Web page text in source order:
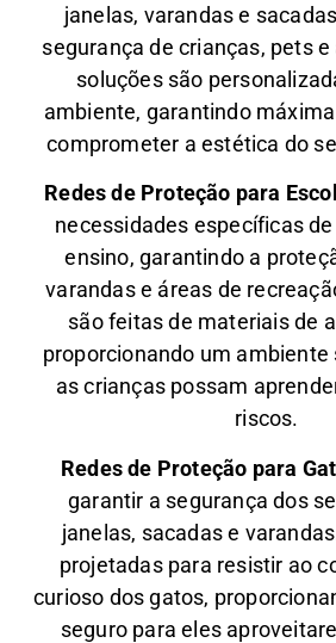
janelas, varandas e
segurança de crianças, pets
soluções são
ambiente, garantindo
comprometer a estética do
Redes de Proteção para
necessidades específicas
ensino, garantindo a
varandas e áreas de
são feitas de materiais de
proporcionando um ambiente
as crianças possam
riscos.
Redes de Proteção para
garantir a segurança dos
janelas, sacadas e
projetadas para resistir ao
curioso dos gatos,
seguro para eles